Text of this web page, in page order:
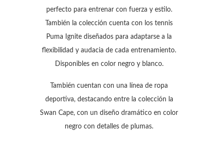
perfecto para entrenar con fuerza y estilo.
También la colección cuenta con los tennis
Puma Ignite diseñados para adaptarse a la
flexibilidad y audacia de cada entrenamiento.
Disponibles en color negro y blanco.
También cuentan con una línea de ropa
deportiva, destacando entre la colección la
Swan Cape, con un diseño dramático en color
negro con detalles de plumas.